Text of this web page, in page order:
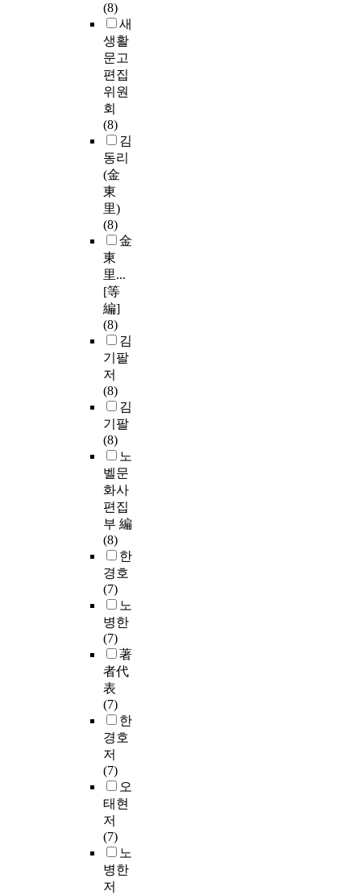
(8)
새
생활
문고
편집
위원
회
(8)
김
동리
(金
東
里)
(8)
金
東
里...
[等
編]
(8)
김
기팔
저
(8)
김
기팔
(8)
노
벨문
화사
편집
부 編
(8)
한
경호
(7)
노
병한
(7)
著
者代
表
(7)
한
경호
저
(7)
오
태현
저
(7)
노
병한
저